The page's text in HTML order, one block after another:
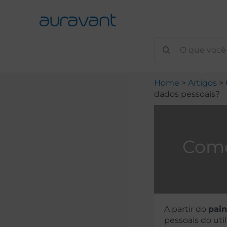
Home Artigos
dados pessoais?
A partir do
pessoais do